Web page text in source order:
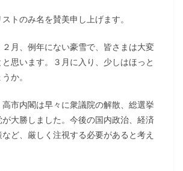
トのみ名を賛美申し上げます。
月、例年にない豪雪で、皆さまは大変
思います。３月に入り、少しはほっと
か。
市内閣は早々に衆議院の解散、総選挙
大勝しました。今後の国内政治、経済
ど、厳しく注視する必要があると考え